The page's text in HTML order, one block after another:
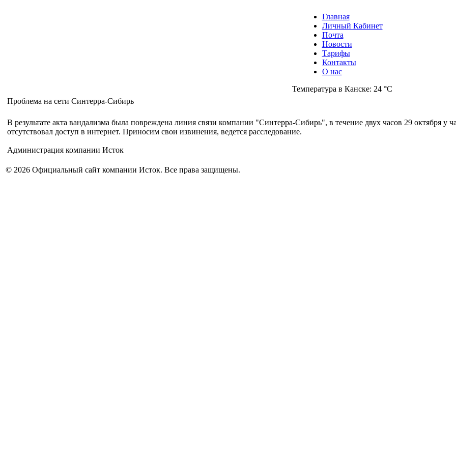
Главная
Личный Кабинет
Почта
Новости
Тарифы
Контакты
О нас
Температура в Канске: 24 °C
Проблема на сети Синтерра-Сибирь
В результате акта вандализма была повреждена линия связи компании "Синтерра-Сибирь", в течение двух часов 29 октября у
отсутствовал доступ в интернет. Приносим свои извинения, ведется расследование.
Администрация компании Исток
© 2026 Официальный сайт компании Исток. Все права защищены.